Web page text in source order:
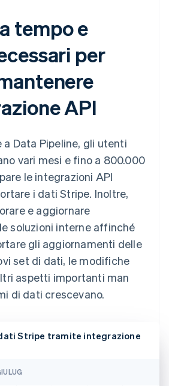
tempo e
per
API
a Data Pipeline, gli utenti
vari mesi e fino a 800.000
le integrazioni API
i dati Stripe. Inoltre,
e aggiornare
soluzioni interne affinché
gli aggiornamenti delle
set di dati, le modifiche
aspetti importanti man
di dati crescevano.
Stripe tramite integrazione
LUG